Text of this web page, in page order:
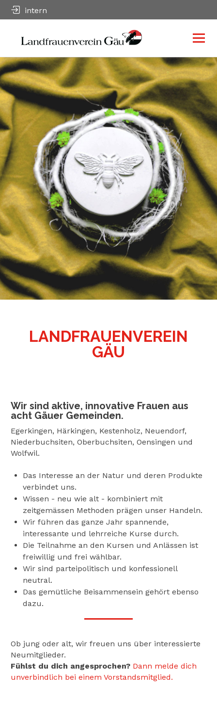
intern
LANDFRAUENVEREIN
GÄU
Wir sind aktive, innovative Frauen aus
acht Gäuer Gemeinden.
Egerkingen, Härkingen, Kestenholz, Neuendorf,
Niederbuchsiten, Oberbuchsiten, Oensingen und
Wolfwil.
Das Interesse an der Natur und deren Produkte
verbindet uns.
Wissen - neu wie alt - kombiniert mit
zeitgemässen Methoden prägen unser Handeln.
Wir führen das ganze Jahr spannende,
interessante und lehrreiche Kurse durch.
Die Teilnahme an den Kursen und Anlässen ist
freiwillig und frei wählbar.
Wir sind parteipolitisch und konfessionell
neutral.
Das gemütliche Beisammensein gehört ebenso
dazu.
Ob jung oder alt, wir freuen uns über interessierte
Neumitglieder.
Fühlst du dich angesprochen? Dann melde dich
unverbindlich bei einem Vorstandsmitglied.